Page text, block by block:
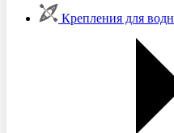
Крепления для